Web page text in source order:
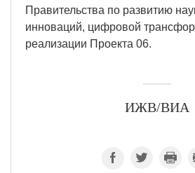
Правительства по развитию
инноваций, цифровой
реализации Проекта 06.
ИЖВ/ВИА